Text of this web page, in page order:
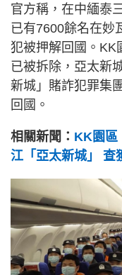
官方稱，在中緬泰
已有7600餘名在妙
犯被押解回國。KK
已被拆除，亞太新
新城」賭詐犯罪集
回國。
相關新聞： KK園區
江「亞太新城」 查